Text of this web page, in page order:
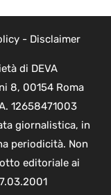
- Disclaimer
di DEVA
8, 00154 Roma
12658471003
giornalistica, in
periodicità. Non
editoriale ai